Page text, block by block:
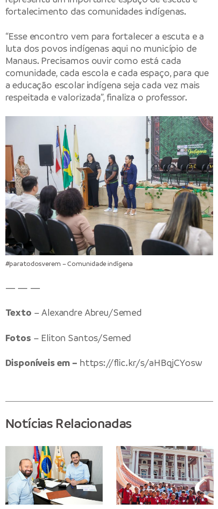
fortalecimento das comunidades indígenas.
“Esse encontro vem para fortalecer a escuta e a
luta dos povos indígenas aqui no município de
Manaus. Precisamos ouvir como está cada
comunidade, cada escola e cada espaço, para que
a educação escolar indígena seja cada vez mais
respeitada e valorizada”, finaliza o professor.
#paratodosverem – Comunidade indígena
— — —
Texto – Alexandre Abreu/Semed
Fotos – Eliton Santos/Semed
Disponíveis em – https://flic.kr/s/aHBqjCYosw
Notícias Relacionadas